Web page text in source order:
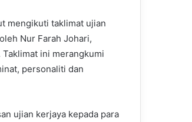
mengikuti taklimat ujian
Nur Farah Johari,
Taklimat ini merangkumi
personaliti dan
ujian kerjaya kepada para